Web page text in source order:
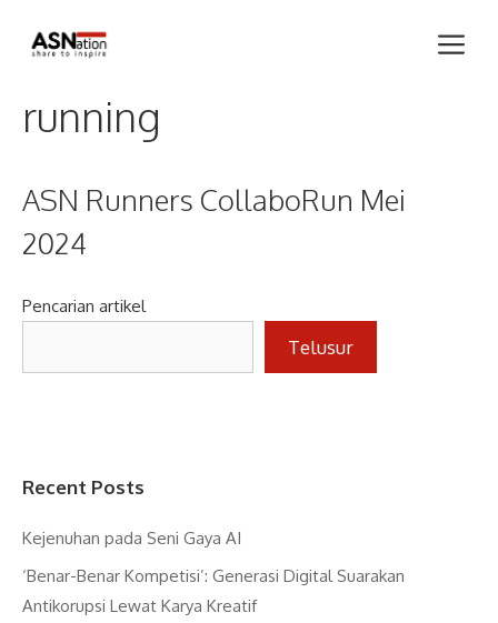
running
ASN Runners CollaboRun Mei
2024
Pencarian artikel
Telusur
Recent Posts
Kejenuhan pada Seni Gaya AI
‘Benar-Benar Kompetisi’: Generasi Digital Suarakan
Antikorupsi Lewat Karya Kreatif